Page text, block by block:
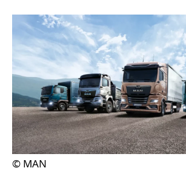
© MAN